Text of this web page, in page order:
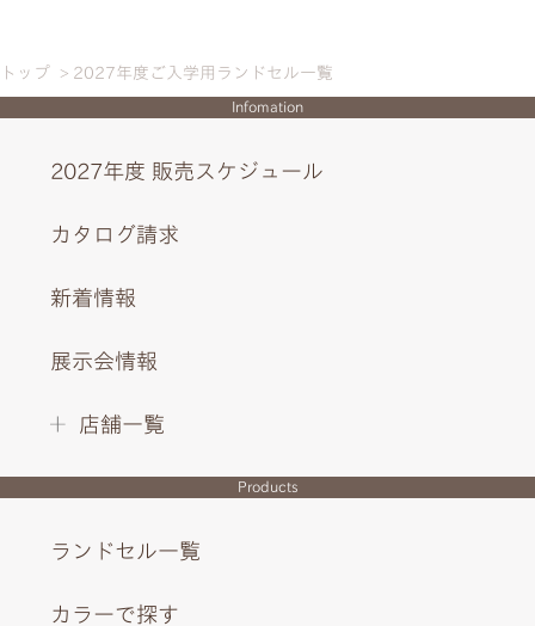
トップ 2027年度ご入学用ランドセル一覧
Infomation
2027年度 販売スケジュール
カタログ請求
新着情報
展示会情報
店舗一覧
Products
ランドセル一覧
カラーで探す